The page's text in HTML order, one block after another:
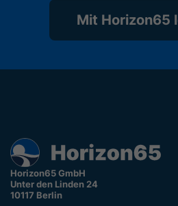
Mit Horizon65
Horizon65 GmbH
Unter den Linden 24
10117 Berlin